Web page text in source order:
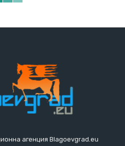
агенция Blagoevgrad.eu